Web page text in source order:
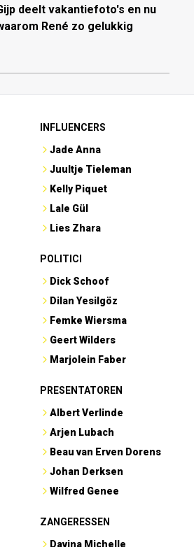
deelt vakantiefoto's en nu
René zo gelukkig
INFLUENCERS
Jade Anna
Juultje Tieleman
Kelly Piquet
Lale Gül
Lies Zhara
POLITICI
Dick Schoof
Dilan Yesilgöz
Femke Wiersma
Geert Wilders
Marjolein Faber
PRESENTATOREN
Albert Verlinde
Arjen Lubach
Beau van Erven Dorens
Johan Derksen
Wilfred Genee
ZANGERESSEN
Davina Michelle